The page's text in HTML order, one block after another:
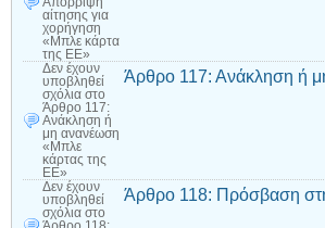
αίτησης για
χορήγηση
«Μπλε κάρτα
της ΕΕ»
Δεν έχουν
υποβληθεί
σχόλια στο
Άρθρο 117:
Ανάκληση ή
μη ανανέωση
«Μπλε
κάρτας της
ΕΕ»
Άρθρο 117: Ανάκληση ή
Δεν έχουν
υποβληθεί
σχόλια στο
Άρθρο 118: Πρόσβαση